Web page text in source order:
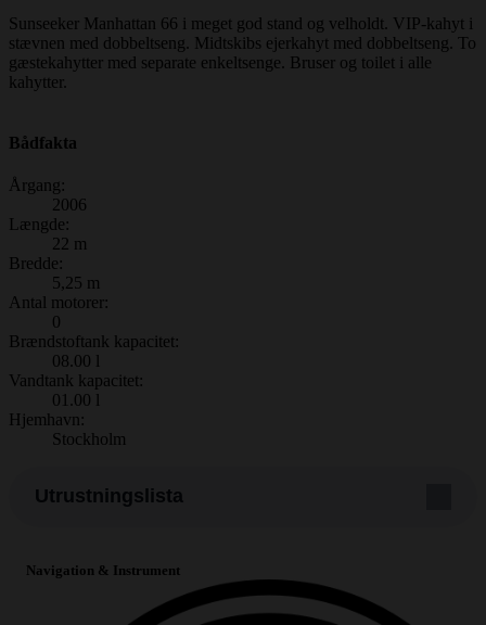
Sunseeker Manhattan 66 i meget god stand og velholdt. VIP-kahyt i
stævnen med dobbeltseng. Midtskibs ejerkahyt med dobbeltseng. To
gæstekahytter med separate enkeltsenge. Bruser og toilet i alle
kahytter.
Bådfakta
Årgang:
2006
Længde:
22 m
Bredde:
5,25 m
Antal motorer:
0
Brændstoftank kapacitet:
08.00 l
Vandtank kapacitet:
01.00 l
Hjemhavn:
Stockholm
Utrustningslista
Navigation & Instrument